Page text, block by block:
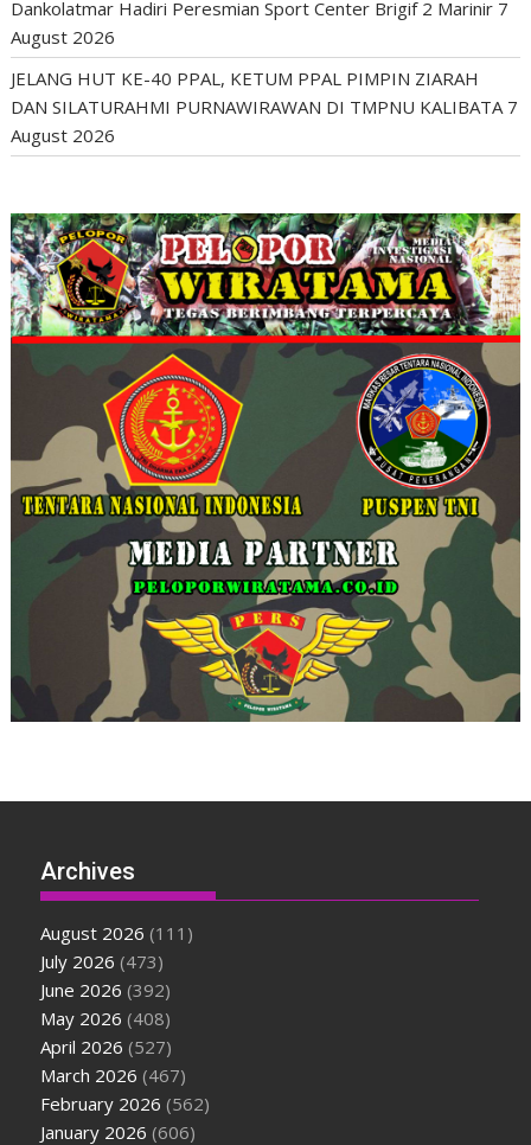
Dankolatmar Hadiri Peresmian Sport Center Brigif 2 Marinir 7
August 2026
JELANG HUT KE-40 PPAL, KETUM PPAL PIMPIN ZIARAH
DAN SILATURAHMI PURNAWIRAWAN DI TMPNU KALIBATA 7
August 2026
Archives
August 2026 (111)
July 2026 (473)
June 2026 (392)
May 2026 (408)
April 2026 (527)
March 2026 (467)
February 2026 (562)
January 2026 (606)